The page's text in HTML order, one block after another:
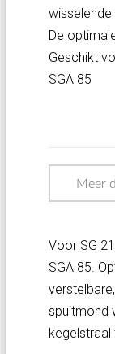
De
Geschikt
SGA 85
Voor SG
SGA 85.
spuitmond